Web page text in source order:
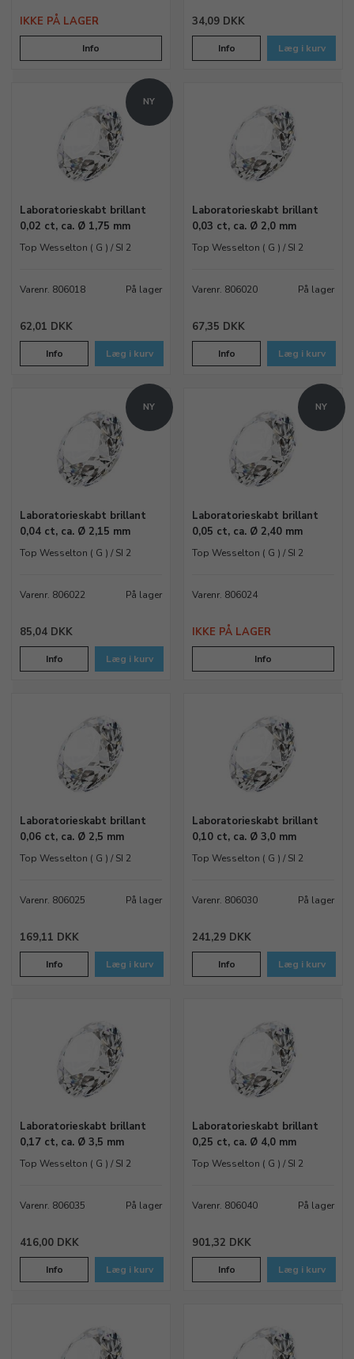
Fordele ved
laboratoriefremstillede
En laboratoriefremstillet diamant giver samme brillans og
skønhed som en naturlig diamant, men til en mere
attraktiv pris. Samtidig er det et mere moderne og
bæredygtigt valg, da produktionen foregår uden minedrift
og med fuld gennemsigtighed omkring oprindelsen.
Lab grown diamanter til
smykkefremstilling
forskellige carat, klar til at blive indsat i smykker. Mange
halskæder.
Sådan køber du lab grown
Hos Ravstedhus kan du trygt
laboratoriefremstillede diamanter
. Vi står klar til at
vejlede dig i valg af carat, slibning og farve, så du får den
helt rigtige diamant til dit smykkeprojekt. Alle vores lab
kan handle med fuld tillid.
IKKE PÅ LAGER
Info
34,09 DKK
Info Læg i kurv
NY
Laboratorieskabt brillant
0,02 ct, ca. Ø 1,75 mm
Top Wesselton ( G ) / SI 2
Varenr. 806018 På lager
62,01 DKK
Info Læg i kurv
Laboratorieskabt brillant
0,03 ct, ca. Ø 2,0 mm
Top Wesselton ( G ) / SI 2
Varenr. 806020 På lager
67,35 DKK
Info Læg i kurv
NY
Laboratorieskabt brillant
0,04 ct, ca. Ø 2,15 mm
Top Wesselton ( G ) / SI 2
Varenr. 806022 På lager
85,04 DKK
Info Læg i kurv
NY
Laboratorieskabt brillant
0,05 ct, ca. Ø 2,40 mm
Top Wesselton ( G ) / SI 2
Varenr. 806024
IKKE PÅ LAGER
Info
Laboratorieskabt brillant
0,06 ct, ca. Ø 2,5 mm
Top Wesselton ( G ) / SI 2
Varenr. 806025 På lager
169,11 DKK
Info Læg i kurv
Laboratorieskabt brillant
0,10 ct, ca. Ø 3,0 mm
Top Wesselton ( G ) / SI 2
Varenr. 806030 På lager
241,29 DKK
Info Læg i kurv
Laboratorieskabt brillant
0,17 ct, ca. Ø 3,5 mm
Top Wesselton ( G ) / SI 2
Varenr. 806035 På lager
416,00 DKK
Info Læg i kurv
Laboratorieskabt brillant
0,25 ct, ca. Ø 4,0 mm
Top Wesselton ( G ) / SI 2
Varenr. 806040 På lager
901,32 DKK
Info Læg i kurv